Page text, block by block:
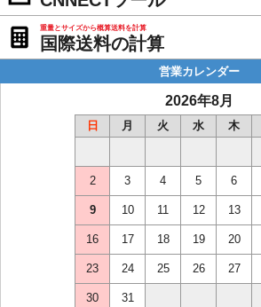
重量とサイズから概算送料を計算
国際送料の計算
営業カレンダー
2026年8月
日 月 火 水 木
2 3 4 5 6
9 10 11 12 13
16 17 18 19 20
23 24 25 26 27
30 31